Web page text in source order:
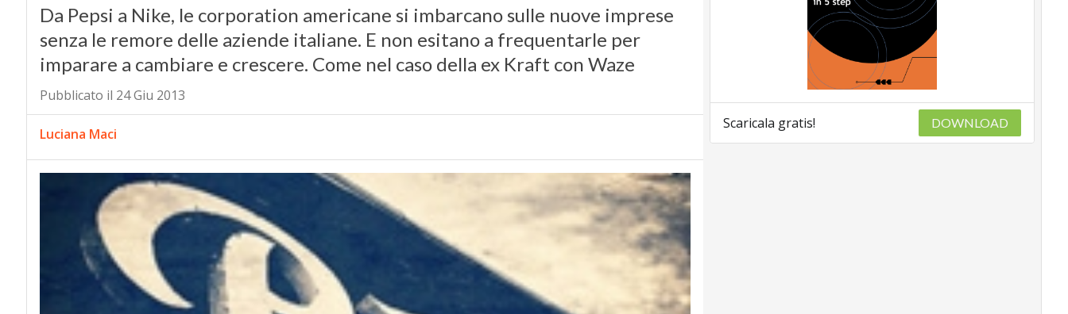
Da Pepsi a Nike, le corporation americane si imbarcano sulle nuove imprese
senza le remore delle aziende italiane. E non esitano a frequentarle per
imparare a cambiare e crescere. Come nel caso della ex Kraft con Waze
Pubblicato il 24 Giu 2013
Luciana Maci
Scaricala gratis! DOWNLOAD